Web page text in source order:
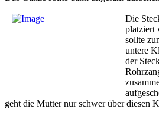
Die
platziert
sollte
untere
der
geht die Mutter nur schwer über diesen